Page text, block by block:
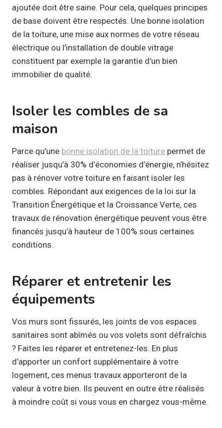
ajoutée doit être saine. Pour cela, quelques principes
de base doivent être respectés. Une bonne isolation
de la toiture, une mise aux normes de votre réseau
électrique ou l’installation de double vitrage
constituent par exemple la garantie d’un bien
immobilier de qualité.
Isoler les combles de sa
maison
Parce qu’une bonne isolation de la toiture permet de
réaliser jusqu’à 30% d’économies d’énergie, n’hésitez
pas à rénover votre toiture en faisant isoler les
combles. Répondant aux exigences de la loi sur la
Transition Énergétique et la Croissance Verte, ces
travaux de rénovation énergétique peuvent vous être
financés jusqu’à hauteur de 100% sous certaines
conditions.
Réparer et entretenir les
équipements
Vos murs sont fissurés, les joints de vos espaces
sanitaires sont abîmés ou vos volets sont défraîchis
? Faites les réparer et entretenez-les. En plus
d’apporter un confort supplémentaire à votre
logement, ces menus travaux apporteront de la
valeur à votre bien. Ils peuvent en outre être réalisés
à moindre coût si vous vous en chargez vous-même.